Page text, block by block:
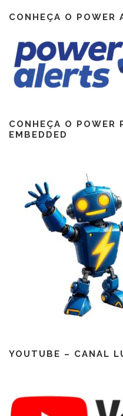
CONHEÇA O POWER
CONHEÇA O POWER
EMBEDDED
YOUTUBE – CANAL